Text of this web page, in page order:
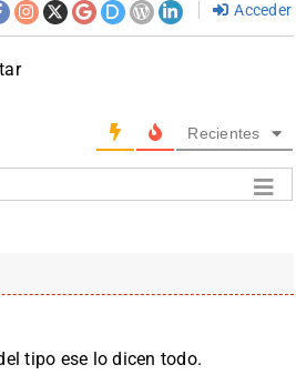
Acceder
Recientes
tipo ese lo dicen todo.